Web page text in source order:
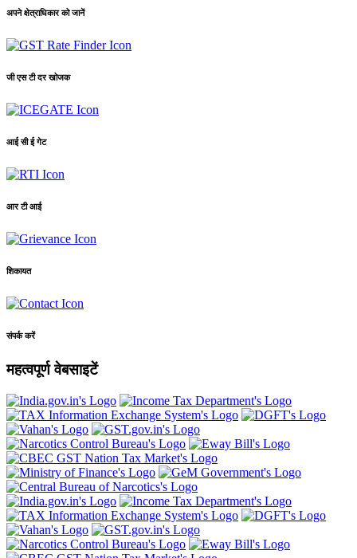
अपने क्षेत्राधिकार को जानें
जी एस टी दर खोजक
आई सी ई गेट
आर टी आई
शिकायत
संपर्क करें
महत्वपूर्ण वेबसाइटें